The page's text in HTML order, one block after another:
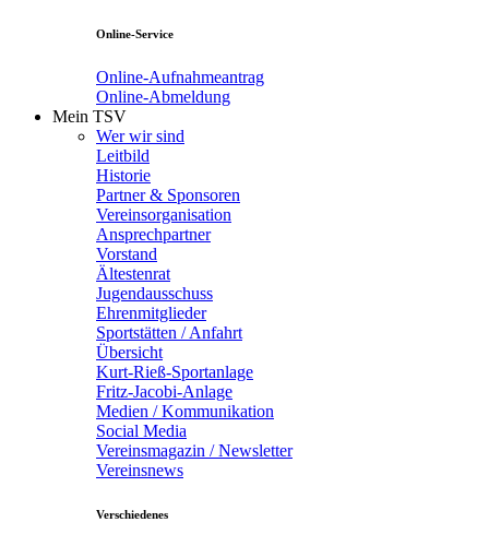
Online-Service
Online-Aufnahmeantrag
Online-Abmeldung
Mein TSV
Wer wir sind
Leitbild
Historie
Partner & Sponsoren
Vereinsorganisation
Ansprechpartner
Vorstand
Ältestenrat
Jugendausschuss
Ehrenmitglieder
Sportstätten / Anfahrt
Übersicht
Kurt-Rieß-Sportanlage
Fritz-Jacobi-Anlage
Medien / Kommunikation
Social Media
Vereinsmagazin / Newsletter
Vereinsnews
Verschiedenes